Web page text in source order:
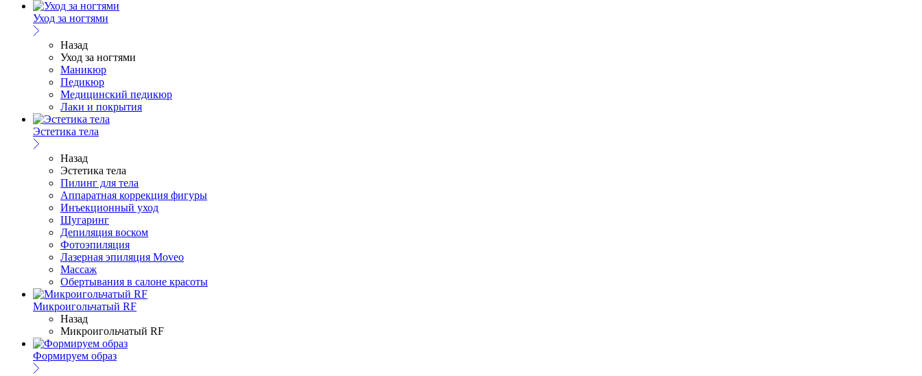
Уход за ногтями
Назад
Уход за ногтями
Маникюр
Педикюр
Медицинский педикюр
Лаки и покрытия
Эстетика тела
Назад
Эстетика тела
Пилинг для тела
Аппаратная коррекция фигуры
Инъекционный уход
Шугаринг
Депиляция воском
Фотоэпиляция
Лазерная эпиляция Moveo
Массаж
Обертывания в салоне красоты
Микроигольчатый RF
Назад
Микроигольчатый RF
Формируем образ